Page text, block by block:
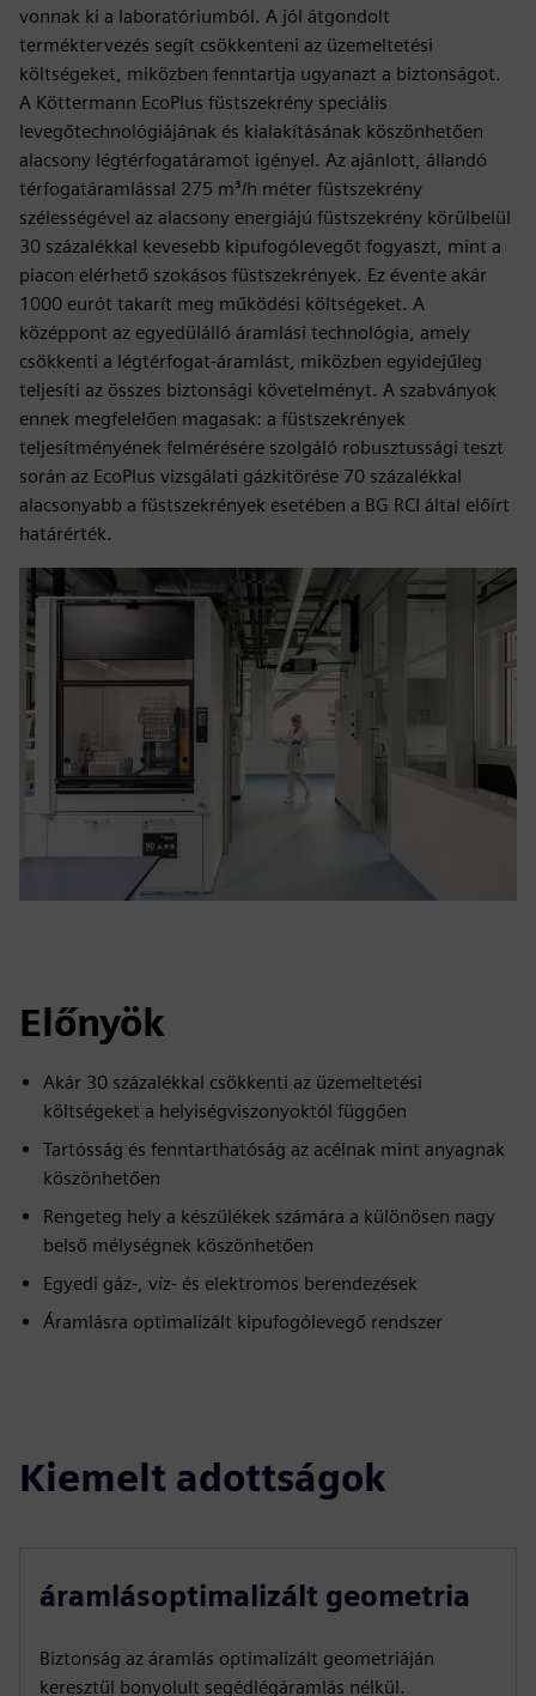
vonnak ki a laboratóriumból. A jól átgondolt
terméktervezés segít csökkenteni az üzemeltetési
költségeket, miközben fenntartja ugyanazt a biztonságot.
A Köttermann EcoPlus füstszekrény speciális
levegőtechnológiájának és kialakításának köszönhetően
alacsony légtérfogatáramot igényel. Az ajánlott, állandó
térfogatáramlással 275 m³/h méter füstszekrény
szélességével az alacsony energiájú füstszekrény körülbelül
30 százalékkal kevesebb kipufogólevegőt fogyaszt, mint a
piacon elérhető szokásos füstszekrények. Ez évente akár
1000 eurót takarít meg működési költségeket. A
középpont az egyedülálló áramlási technológia, amely
csökkenti a légtérfogat-áramlást, miközben egyidejűleg
teljesíti az összes biztonsági követelményt. A szabványok
ennek megfelelően magasak: a füstszekrények
teljesítményének felmérésére szolgáló robusztussági teszt
során az EcoPlus vizsgálati gázkitörése 70 százalékkal
alacsonyabb a füstszekrények esetében a BG RCI által előírt
határérték.
Előnyök
Akár 30 százalékkal csökkenti az üzemeltetési
költségeket a helyiségviszonyoktól függően
Tartósság és fenntarthatóság az acélnak mint anyagnak
köszönhetően
Rengeteg hely a készülékek számára a különösen nagy
belső mélységnek köszönhetően
Egyedi gáz-, víz- és elektromos berendezések
Áramlásra optimalizált kipufogólevegő rendszer
Kiemelt adottságok
áramlásoptimalizált geometria
Biztonság az áramlás optimalizált geometriáján
keresztül bonyolult segédlégáramlás nélkül.